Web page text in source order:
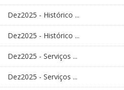
Dez2025 - Histórico ...
Dez2025 - Histórico ...
Dez2025 - Serviços ...
Dez2025 - Serviços ...